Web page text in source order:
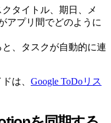
クタイトル、期日、メ
アプリ間でどのように
、タスクが自動的に連
は、 Google ToDoリス